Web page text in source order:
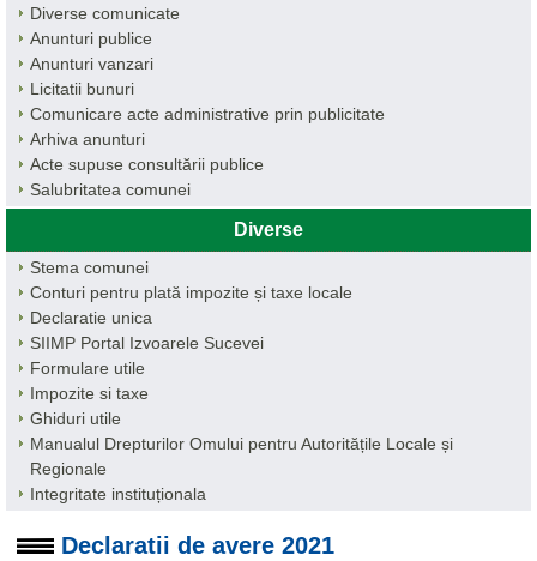
Diverse comunicate
Anunturi publice
Anunturi vanzari
Licitatii bunuri
Comunicare acte administrative prin publicitate
Arhiva anunturi
Acte supuse consultării publice
Salubritatea comunei
Diverse
Stema comunei
Conturi pentru plată impozite și taxe locale
Declaratie unica
SIIMP Portal Izvoarele Sucevei
Formulare utile
Impozite si taxe
Ghiduri utile
Manualul Drepturilor Omului pentru Autoritățile Locale și
Regionale
Integritate instituționala
Declaratii de avere 2021